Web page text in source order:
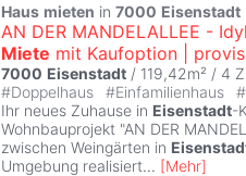
Haus mieten in 7000 Eisenstadt
AN DER MANDELALLEE -
Miete mit Kaufoption |
7000 Eisenstadt / 119,42m² / 4
#Doppelhaus #Einfamilienhaus #
Ihr neues Zuhause in Eisenstadt-
Wohnbauprojekt "AN DER
zwischen Weingärten in
Umgebung realisiert... [Mehr]